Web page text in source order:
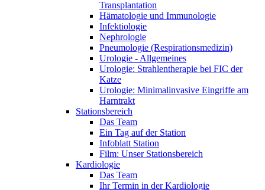
Transplantation
Hämatologie und Immunologie
Infektiologie
Nephrologie
Pneumologie (Respirationsmedizin)
Urologie - Allgemeines
Urologie: Strahlentherapie bei FIC der
Katze
Urologie: Minimalinvasive Eingriffe am
Harntrakt
Stationsbereich
Das Team
Ein Tag auf der Station
Infoblatt Station
Film: Unser Stationsbereich
Kardiologie
Das Team
Ihr Termin in der Kardiologie